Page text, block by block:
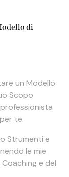
di
un Modello
Scopo
te.
Strumenti e
le mie
e del